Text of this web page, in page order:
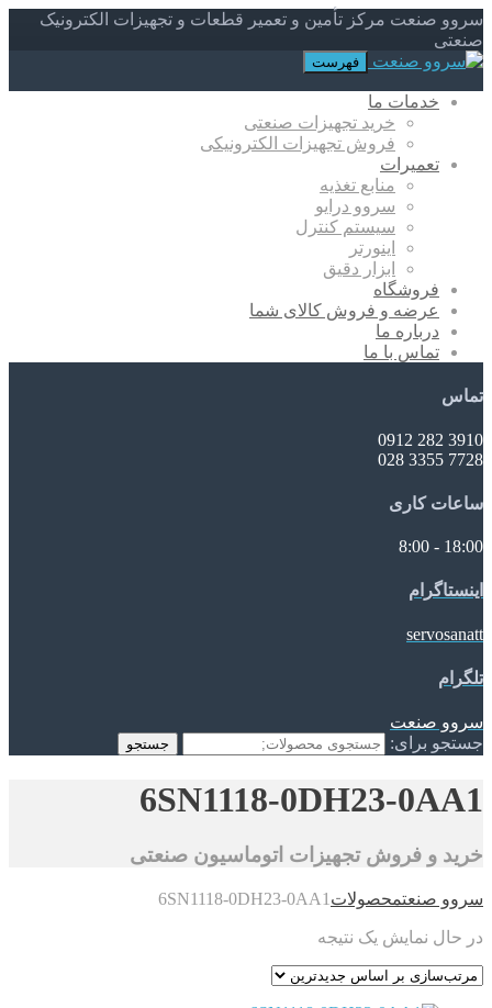
سروو صنعت مرکز تأمین و تعمیر قطعات و تجهیزات الکترونیک
صنعتی
فهرست
خدمات ما
خرید تجهیزات صنعتی
فروش تجهیزات الکترونیکی
تعمیرات
منابع تغذیه
سروو درایو
سیستم کنترل
اینورتر
ابزار دقیق
فروشگاه
عرضه و فروش کالای شما
درباره ما
تماس با ما
تماس
3910 282 0912
7728 3355 028
ساعات کاری
18:00 - 8:00
اینستاگرام
servosanatt
تلگرام
سروو صنعت
جستجو برای:
جستجو
6SN1118-0DH23-0AA1
خرید و فروش تجهیزات اتوماسیون صنعتی
سروو صنعتمحصولات 6SN1118-0DH23-0AA1
در حال نمایش یک نتیجه